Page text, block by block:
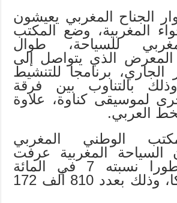
الجناح المغربي يعيشون
المغربية، وضع المكتب
للسياحة، طوال
الذي يتواصل إلى
الجاري، برنامجا للتنشيط
بالتناوب بين فرقة
لموسيقى كناوة، علاوة
العربي.
الوطني المغربي
السياحة المغربية عرفت
في 2019 تطورا نسبته 7 في المائة
بالنسبة لبلجيكا، وذلك بعدد 810 ألف 172